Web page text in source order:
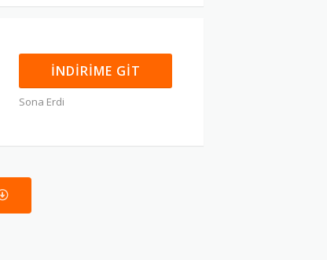
İNDIRIME GIT
Sona Erdi